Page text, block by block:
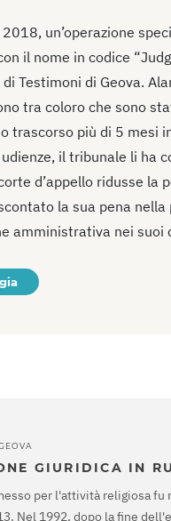
un’operazione
il nome in codice
Testimoni di Geova.
tra coloro che sono
trascorso più di 5 mesi
il tribunale li ha
d’appello ridusse
la sua pena
amministrativa nei suoi
GIURIDICA IN
per l'attività religiosa fu
Nel 1992, dopo la fine